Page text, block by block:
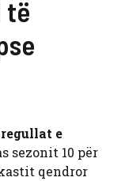
të
e
sezonit 10 për
qendror